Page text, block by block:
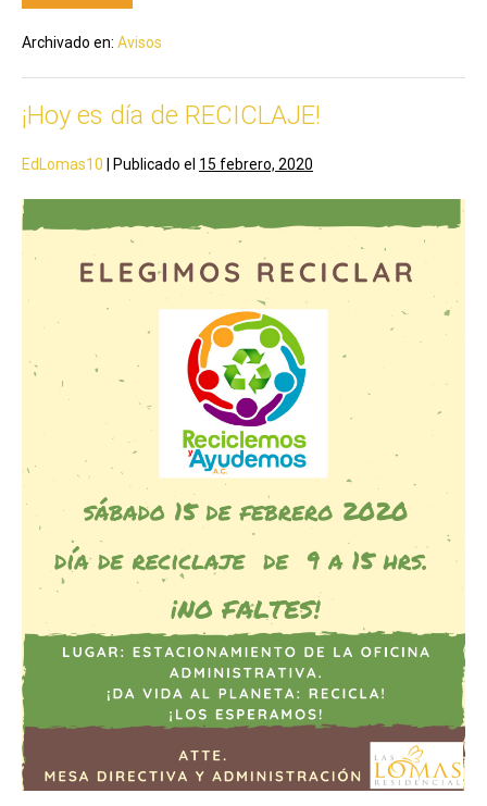
Archivado en: Avisos
¡Hoy es día de RECICLAJE!
EdLomas10 Publicado el 15 febrero, 2020